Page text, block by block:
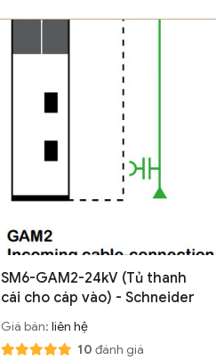
SM6-GAM2-24kV (Tủ thanh
cái cho cáp vào) - Schneider
Giá bán: liên hệ
10 đánh giá